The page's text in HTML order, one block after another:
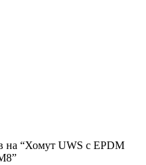
на “Хомут UWS c EPDM